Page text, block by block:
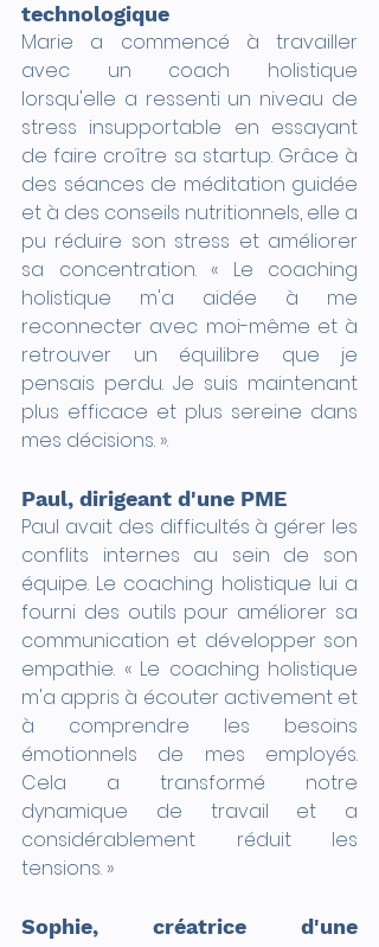
technologique
Marie a commencé à travailler
avec un coach holistique
lorsqu'elle a ressenti un niveau de
stress insupportable en essayant
de faire croître sa startup. Grâce à
des séances de méditation guidée
et à des conseils nutritionnels, elle a
pu réduire son stress et améliorer
sa concentration. « Le coaching
holistique m'a aidée à me
reconnecter avec moi-même et à
retrouver un équilibre que je
pensais perdu. Je suis maintenant
plus efficace et plus sereine dans
mes décisions. ».
Paul, dirigeant d'une PME
Paul avait des difficultés à gérer les
conflits internes au sein de son
équipe. Le coaching holistique lui a
fourni des outils pour améliorer sa
communication et développer son
empathie. « Le coaching holistique
m'a appris à écouter activement et
à comprendre les besoins
émotionnels de mes employés.
Cela a transformé notre
dynamique de travail et a
considérablement réduit les
tensions. »
Sophie, créatrice d'une